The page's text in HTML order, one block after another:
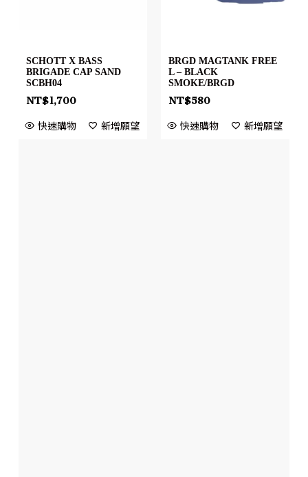
SCHOTT X BASS
BRIGADE CAP SAND
SCBH04
NT$1,700
快速購物 新增願望
BRGD MAGTANK FREE
L – BLACK
SMOKE/BRGD
NT$580
快速購物 新增願望